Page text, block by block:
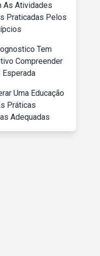
As Atividades
Praticadas Pelos
Tem
Compreender
Esperada
Uma Educação
Práticas
Adequadas